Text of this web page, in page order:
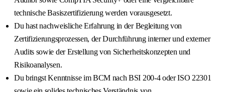
technische Basiszertifizierung werden vorausgesetzt.
Du hast nachweisliche Erfahrung in der Begleitung von
Zertifizierungsprozessen, der Durchführung interner und externer
Audits sowie der Erstellung von Sicherheitskonzepten und
Risikoanalysen.
Du bringst Kenntnisse im BCM nach BSI 200‑4 oder ISO 22301